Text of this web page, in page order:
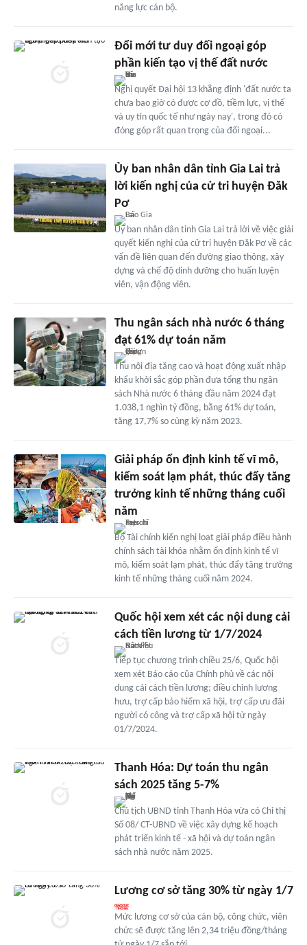
năng lực cán bộ.
Đổi mới tư duy đối ngoại góp
phần kiến tạo vị thế đất nước
Nghị quyết Đại hội 13 khẳng định 'đất nước ta
chưa bao giờ có được cơ đồ, tiềm lực, vị thế
và uy tín quốc tế như ngày nay', trong đó có
đóng góp rất quan trọng của đối ngoại...
Ủy ban nhân dân tỉnh Gia Lai trả
lời kiến nghị của cử tri huyện Đăk
Pơ
Ủy ban nhân dân tỉnh Gia Lai trả lời về việc giải
quyết kiến nghị của cử tri huyện Đăk Pơ về các
vấn đề liên quan đến đường giao thông, xây
dựng và chế độ dinh dưỡng cho huấn luyện
viên, vận động viên.
Thu ngân sách nhà nước 6 tháng
đạt 61% dự toán năm
Thu nội địa tăng cao và hoạt động xuất nhập
khẩu khởi sắc góp phần đưa tổng thu ngân
sách Nhà nước 6 tháng đầu năm 2024 đạt
1.038,1 nghìn tỷ đồng, bằng 61% dự toán,
tăng 17,7% so cùng kỳ năm 2023.
Giải pháp ổn định kinh tế vĩ mô,
kiểm soát lạm phát, thúc đẩy tăng
trưởng kinh tế những tháng cuối
năm
Bộ Tài chính kiến nghị loạt giải pháp điều hành
chính sách tài khóa nhằm ổn định kinh tế vĩ
mô, kiểm soát lạm phát, thúc đẩy tăng trưởng
kinh tế những tháng cuối năm 2024.
Quốc hội xem xét các nội dung cải
cách tiền lương từ 1/7/2024
Tiếp tục chương trình chiều 25/6, Quốc hội
xem xét Báo cáo của Chính phủ về các nội
dung cải cách tiền lương; điều chỉnh lương
hưu, trợ cấp bảo hiểm xã hội, trợ cấp ưu đãi
người có công và trợ cấp xã hội từ ngày
01/7/2024.
Thanh Hóa: Dự toán thu ngân
sách 2025 tăng 5-7%
Chủ tịch UBND tỉnh Thanh Hóa vừa có Chỉ thị
Số 08/ CT-UBND về việc xây dựng kế hoạch
phát triển kinh tế - xã hội và dự toán ngân
sách nhà nước năm 2025.
Lương cơ sở tăng 30% từ ngày 1/7
Mức lương cơ sở của cán bộ, công chức, viên
chức sẽ được tăng lên 2,34 triệu đồng/tháng